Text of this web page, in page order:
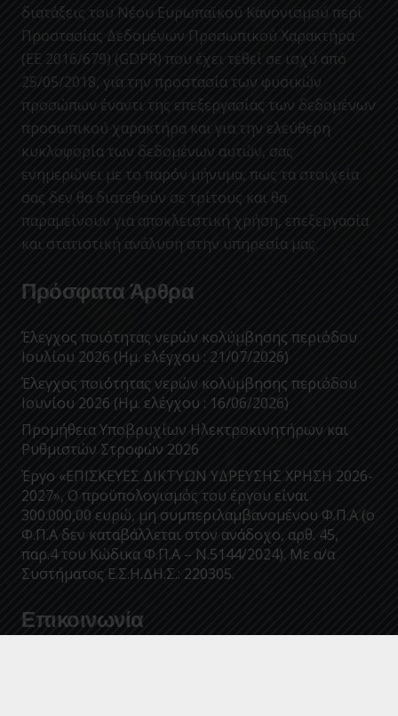
διατάξεις του Νέου Ευρωπαϊκού Κανονισμού περί
Προστασίας Δεδομένων Προσωπικού Χαρακτήρα
(ΕΕ 2016/679) (GDPR) που έχει τεθεί σε ισχύ από
25/05/2018, για την προστασία των φυσικών
προσώπων έναντι της επεξεργασίας των δεδομένων
προσωπικού χαρακτήρα και για την ελεύθερη
κυκλοφορία των δεδομένων αυτών, σας
ενημερώνει με το παρόν μήνυμα, πως τα στοιχεία
σας δεν θα διατεθούν σε τρίτους και θα
παραμείνουν για αποκλειστική χρήση, επεξεργασία
και στατιστική ανάλυση στην υπηρεσία μας.
Πρόσφατα Άρθρα
Έλεγχος ποιότητας νερών κολύμβησης περιόδου
Ιουλίου 2026 (Ημ. ελέγχου : 21/07/2026)
Έλεγχος ποιότητας νερών κολύμβησης περιόδου
Ιουνίου 2026 (Ημ. ελέγχου : 16/06/2026)
Προμήθεια Υποβρυχίων Ηλεκτροκινητήρων και
Ρυθμιστών Στροφών 2026
Έργο «ΕΠΙΣΚΕΥΕΣ ΔΙΚΤΥΩΝ ΥΔΡΕΥΣΗΣ ΧΡΗΣΗ 2026-
2027», Ο προϋπολογισμός του έργου είναι
300.000,00 ευρώ, μη συμπεριλαμβανομένου Φ.Π.Α (ο
Φ.Π.Α δεν καταβάλλεται στον ανάδοχο, αρθ. 45,
παρ.4 του Κώδικα Φ.Π.Α – Ν.5144/2024). Με α/α
Συστήματος Ε.Σ.Η.ΔΗ.Σ.: 220305.
Επικοινωνία